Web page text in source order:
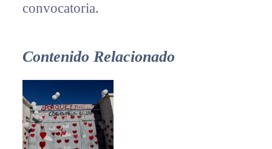
convocatoria.
Contenido Relacionado